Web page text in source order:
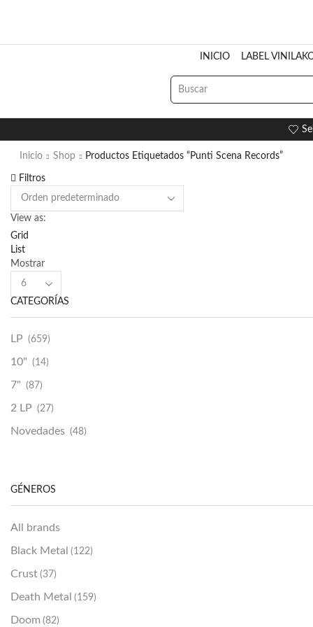
INICIO LABEL
Inicio Shop Productos Etiquetados “Punti Scena Records”
Filtros
View as:
Grid
List
Mostrar
Products
page
CATEGORÍAS
LP (659)
10" (14)
7" (87)
2 LP (27)
Novedades (48)
GÉNEROS
All brands
Black Metal (122)
Crust (37)
Death Metal (159)
Doom (82)